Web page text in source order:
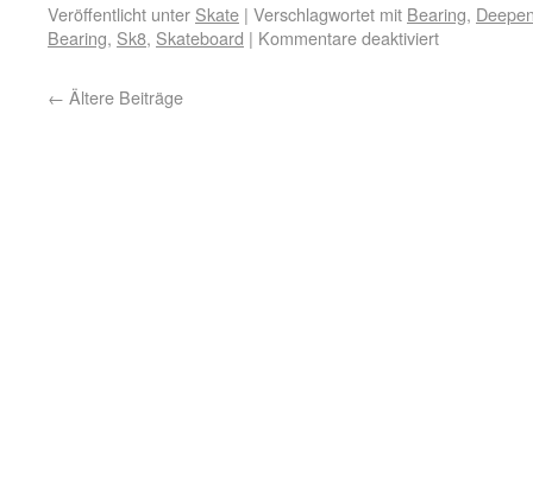
Veröffentlicht unter Skate | Verschlagwortet mit Bearing,
Bearing, Sk8, Skateboard | Kommentare deaktiviert
← Ältere Beiträge